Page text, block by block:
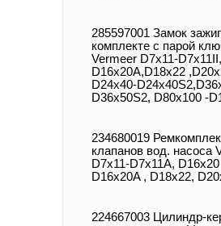
285597001 Замок
комплекте с парой
Vermeer D7x11-
D16x20A,D18x22
D24x40-
D36x50S2, D80x100 -
234680019
клапанов вод. насоса
D7x11-D7x11A,
D16x20A , D18x22,
224667003 Цилиндр-